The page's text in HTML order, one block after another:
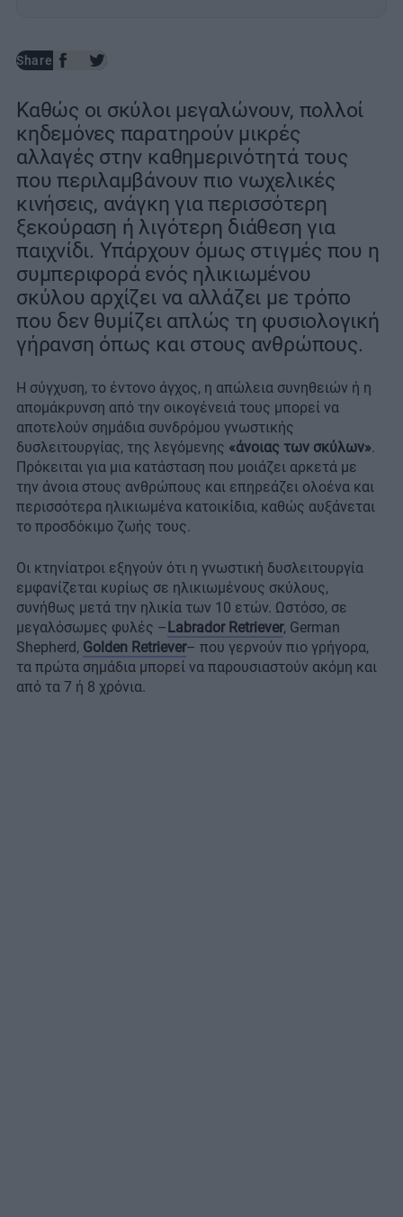
Share
Καθώς οι σκύλοι μεγαλώνουν, πολλοί
κηδεμόνες παρατηρούν μικρές
αλλαγές στην καθημερινότητά τους
που περιλαμβάνουν πιο νωχελικές
κινήσεις, ανάγκη για περισσότερη
ξεκούραση ή λιγότερη διάθεση για
παιχνίδι. Υπάρχουν όμως στιγμές που η
συμπεριφορά ενός ηλικιωμένου
σκύλου αρχίζει να αλλάζει με τρόπο
που δεν θυμίζει απλώς τη φυσιολογική
γήρανση όπως και στους ανθρώπους.
Η σύγχυση, το έντονο άγχος, η απώλεια συνηθειών ή η
απομάκρυνση από την οικογένειά τους μπορεί να
αποτελούν σημάδια συνδρόμου γνωστικής
δυσλειτουργίας, της λεγόμενης «άνοιας των σκύλων».
Πρόκειται για μια κατάσταση που μοιάζει αρκετά με
την άνοια στους ανθρώπους και επηρεάζει ολοένα και
περισσότερα ηλικιωμένα κατοικίδια, καθώς αυξάνεται
το προσδόκιμο ζωής τους.
Οι κτηνίατροι εξηγούν ότι η γνωστική δυσλειτουργία
εμφανίζεται κυρίως σε ηλικιωμένους σκύλους,
συνήθως μετά την ηλικία των 10 ετών. Ωστόσο, σε
μεγαλόσωμες φυλές – Labrador Retriever, German
Shepherd, Golden Retriever– που γερνούν πιο γρήγορα,
τα πρώτα σημάδια μπορεί να παρουσιαστούν ακόμη και
από τα 7 ή 8 χρόνια.